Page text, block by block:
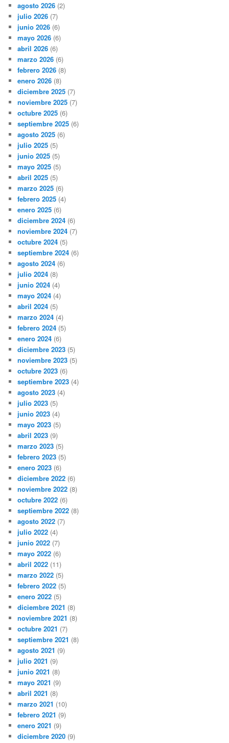
agosto 2026 (2)
julio 2026 (7)
junio 2026 (6)
mayo 2026 (6)
abril 2026 (6)
marzo 2026 (6)
febrero 2026 (8)
enero 2026 (8)
diciembre 2025 (7)
noviembre 2025 (7)
octubre 2025 (6)
septiembre 2025 (6)
agosto 2025 (6)
julio 2025 (5)
junio 2025 (5)
mayo 2025 (5)
abril 2025 (5)
marzo 2025 (6)
febrero 2025 (4)
enero 2025 (6)
diciembre 2024 (6)
noviembre 2024 (7)
octubre 2024 (5)
septiembre 2024 (6)
agosto 2024 (6)
julio 2024 (8)
junio 2024 (4)
mayo 2024 (4)
abril 2024 (5)
marzo 2024 (4)
febrero 2024 (5)
enero 2024 (6)
diciembre 2023 (5)
noviembre 2023 (5)
octubre 2023 (6)
septiembre 2023 (4)
agosto 2023 (4)
julio 2023 (5)
junio 2023 (4)
mayo 2023 (5)
abril 2023 (9)
marzo 2023 (5)
febrero 2023 (5)
enero 2023 (6)
diciembre 2022 (6)
noviembre 2022 (8)
octubre 2022 (6)
septiembre 2022 (8)
agosto 2022 (7)
julio 2022 (4)
junio 2022 (7)
mayo 2022 (6)
abril 2022 (11)
marzo 2022 (5)
febrero 2022 (5)
enero 2022 (5)
diciembre 2021 (8)
noviembre 2021 (8)
octubre 2021 (7)
septiembre 2021 (8)
agosto 2021 (9)
julio 2021 (9)
junio 2021 (8)
mayo 2021 (9)
abril 2021 (8)
marzo 2021 (10)
febrero 2021 (9)
enero 2021 (9)
diciembre 2020 (9)